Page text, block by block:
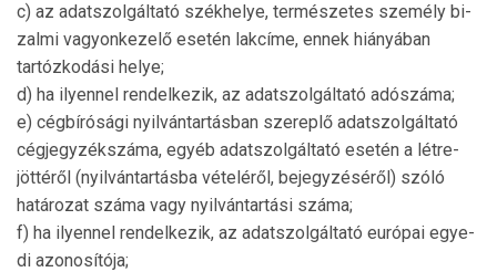
c) az adatszolgáltató székhelye, természetes személy bi­
zalmi vagyonkezelő esetén lakcíme, ennek hiányában
tartózkodási helye;
d) ha ilyennel rendelkezik, az adatszolgáltató adószáma;
e) cégbírósági nyilvántartásban szereplő adatszolgáltató
cégjegyzékszáma, egyéb adatszolgáltató esetén a létre­
jöttéről (nyilvántartásba vételéről, bejegyzéséről) szóló
határozat száma vagy nyilvántartási száma;
f) ha ilyennel rendelkezik, az adatszolgáltató európai egye­
di azonosítója;